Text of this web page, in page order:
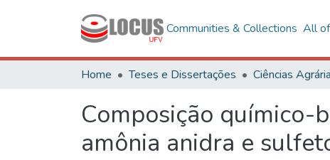
Communities & Collections All
Home Teses e Dissertações Ciências
Composição químico-
amônia anidra e